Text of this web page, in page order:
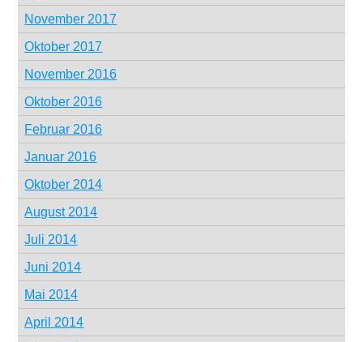
November 2017
Oktober 2017
November 2016
Oktober 2016
Februar 2016
Januar 2016
Oktober 2014
August 2014
Juli 2014
Juni 2014
Mai 2014
April 2014